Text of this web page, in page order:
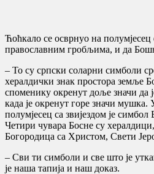
Ћоћкало се осврнуо на полумјесец
православним гробљима, и да
– То су српски соларни симболи
хералдички знак простора земље
споменику окренут доље значи да
када је окренут горе значи мушка.
полумјесец са звијездом је
Четири чувара Босне су
Богородица са Христом, Свети
– Сви ти симболи и све што је
је наша тапија и наш доказ.